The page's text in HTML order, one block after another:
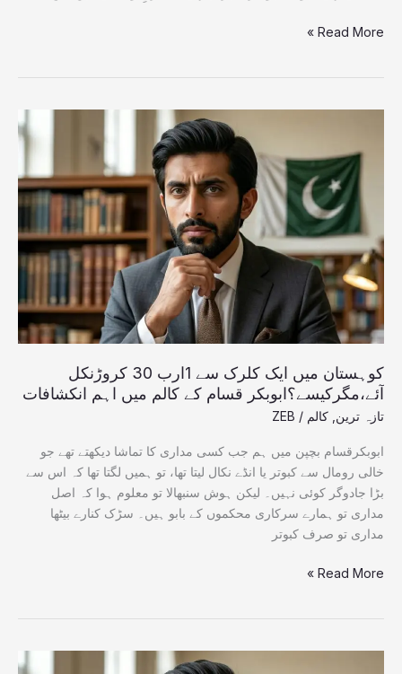
Read More »
کوہستان میں ایک کلرک سے 1ارب 30 کروڑنکل
آئے،مگرکیسے؟ابوبکر قسام کے کالم میں اہم انکشافات
تازہ ترین کالم /
ZEB
ابوبکرقسام بچپن میں ہم جب کسی مداری کا تماشا دیکھتے تھے جو
خالی رومال سے کبوتر یا انڈے نکال لیتا تھا، تو ہمیں لگتا تھا کہ اس سے
بڑا جادوگر کوئی نہیں۔ لیکن ہوش سنبھالا تو معلوم ہوا کہ اصل
مداری تو ہمارے سرکاری محکموں کے بابو ہیں۔ سڑک کنارے بیٹھا
مداری تو صرف کبوتر
کلرک
30
کروڑنکل
آئے،مگرکیسے؟
ابوبکر
قسام
کے
کالم
میں
اہم
انکشافات
Read More »